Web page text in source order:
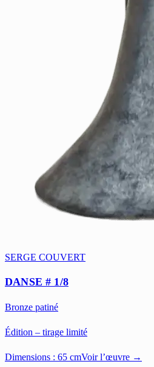
SERGE COUVERT
DANSE # 1/8
Bronze patiné
Édition – tirage limité
Dimensions : 65 cmVoir l’œuvre →